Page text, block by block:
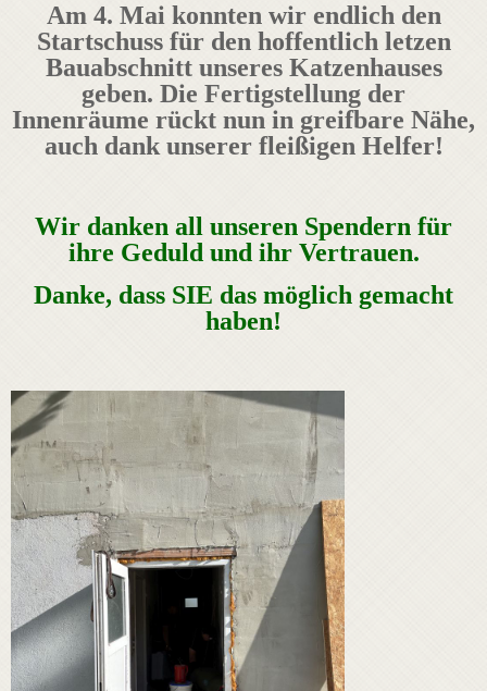
Am 4. Mai konnten wir endlich den
Startschuss für den hoffentlich letzen
Bauabschnitt unseres Katzenhauses
geben. Die Fertigstellung der
Innenräume rückt nun in greifbare Nähe,
auch dank unserer fleißigen Helfer!
Wir danken all unseren Spendern für
ihre Geduld und ihr Vertrauen.
Danke, dass SIE das möglich gemacht
haben!